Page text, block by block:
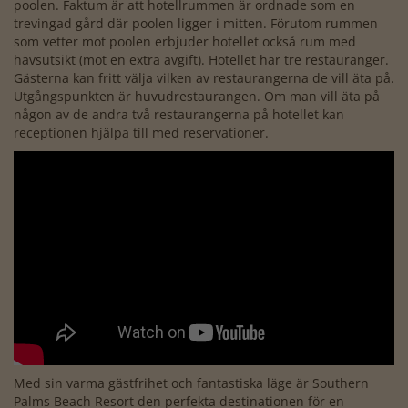
poolen. Faktum är att hotellrummen är ordnade som en
trevingad gård där poolen ligger i mitten. Förutom rummen
som vetter mot poolen erbjuder hotellet också rum med
havsutsikt (mot en extra avgift). Hotellet har tre restauranger.
Gästerna kan fritt välja vilken av restaurangerna de vill äta på.
Utgångspunkten är huvudrestaurangen. Om man vill äta på
någon av de andra två restaurangerna på hotellet kan
receptionen hjälpa till med reservationer.
Med sin varma gästfrihet och fantastiska läge är Southern
Palms Beach Resort den perfekta destinationen för en